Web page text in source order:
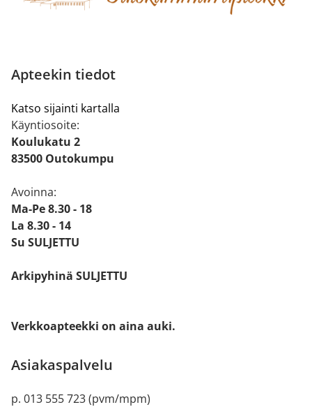
Apteekin tiedot
Katso sijainti kartalla
Käyntiosoite:
Koulukatu 2
83500 Outokumpu
Avoinna:
Ma-Pe 8.30 - 18
La 8.30 - 14
Su SULJETTU
Arkipyhinä SULJETTU
Verkkoapteekki on aina auki.
Asiakaspalvelu
p. 013 555 723 (pvm/mpm)